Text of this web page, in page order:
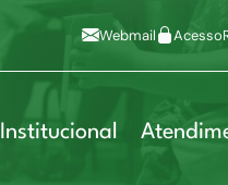
Webmail Acesso
Institucional